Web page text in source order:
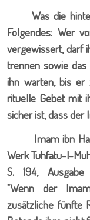
Was die hinter
Folgendes: Wer
vergewissert, darf
trennen sowie
ihn warten, bis er
rituelle Gebet mit
sicher ist, dass der
Imam ibn
Werk Tuhfatu-l-
S. 194, Ausgabe
"Wenn der
zusätzliche fünfte